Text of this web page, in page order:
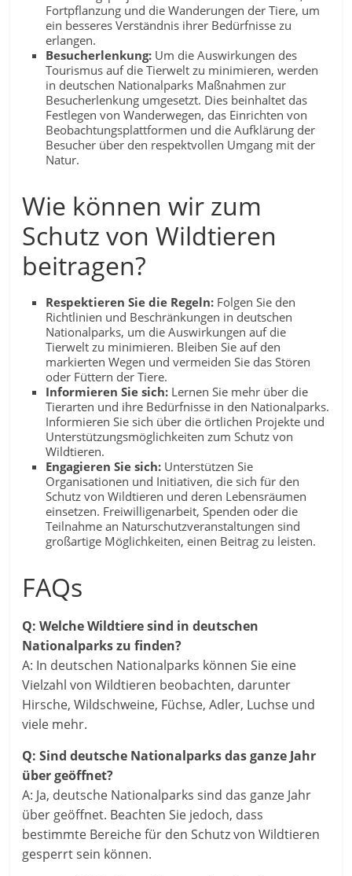
Fortpflanzung und die Wanderungen der Tiere, um
ein besseres Verständnis ihrer Bedürfnisse zu
erlangen.
Besucherlenkung: Um die Auswirkungen des
Tourismus auf die Tierwelt zu minimieren, werden
in deutschen Nationalparks Maßnahmen zur
Besucherlenkung umgesetzt. Dies beinhaltet das
Festlegen von Wanderwegen, das Einrichten von
Beobachtungsplattformen und die Aufklärung der
Besucher über den respektvollen Umgang mit der
Natur.
Wie können wir zum
Schutz von Wildtieren
beitragen?
Respektieren Sie die Regeln: Folgen Sie den
Richtlinien und Beschränkungen in deutschen
Nationalparks, um die Auswirkungen auf die
Tierwelt zu minimieren. Bleiben Sie auf den
markierten Wegen und vermeiden Sie das Stören
oder Füttern der Tiere.
Informieren Sie sich: Lernen Sie mehr über die
Tierarten und ihre Bedürfnisse in den Nationalparks.
Informieren Sie sich über die örtlichen Projekte und
Unterstützungsmöglichkeiten zum Schutz von
Wildtieren.
Engagieren Sie sich: Unterstützen Sie
Organisationen und Initiativen, die sich für den
Schutz von Wildtieren und deren Lebensräumen
einsetzen. Freiwilligenarbeit, Spenden oder die
Teilnahme an Naturschutzveranstaltungen sind
großartige Möglichkeiten, einen Beitrag zu leisten.
FAQs
Q: Welche Wildtiere sind in deutschen
Nationalparks zu finden?
A: In deutschen Nationalparks können Sie eine
Vielzahl von Wildtieren beobachten, darunter
Hirsche, Wildschweine, Füchse, Adler, Luchse und
viele mehr.
Q: Sind deutsche Nationalparks das ganze Jahr
über geöffnet?
A: Ja, deutsche Nationalparks sind das ganze Jahr
über geöffnet. Beachten Sie jedoch, dass
bestimmte Bereiche für den Schutz von Wildtieren
gesperrt sein können.